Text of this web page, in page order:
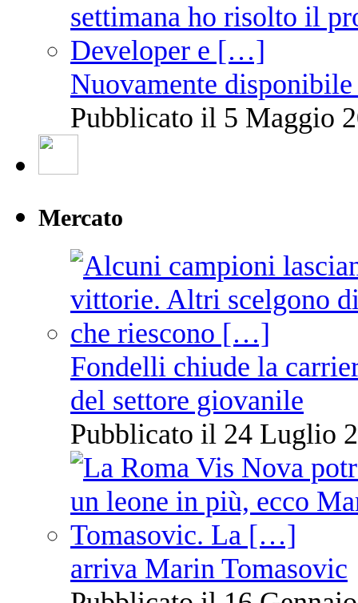
Nuovamente
Pubblicato il 5 Maggio
Mercato
Fondelli chiude la
del settore giovanile
Pubblicato il 24 Luglio
arriva Marin Tomasovic